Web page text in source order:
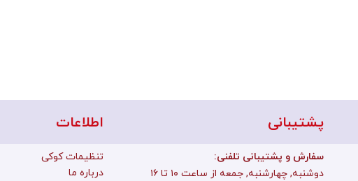
اطلاعات
تنظیمات کوکی
درباره ما
پشتیبانی
:سفارش و پشتیبانی تلفنی
دوشنبه, چهارشنبه, جمعه از ساعت ۱۰ تا ۱۶